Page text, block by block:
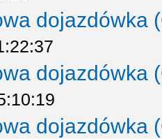
dojazdówka
dojazdówka
dojazdówka